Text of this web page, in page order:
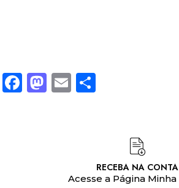
Facebook
Mastodon
Email
RECEBA NA CONTA
Acesse a Página Minha